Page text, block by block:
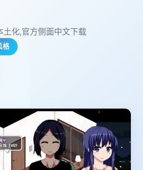
土化,官方侧面中文下载
格